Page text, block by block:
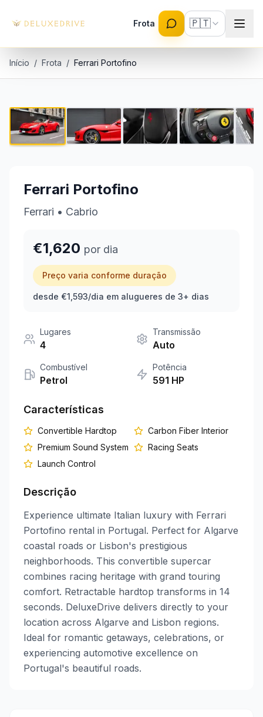
Frota 🇵🇹
+351 963-584-279
Início / Frota / Ferrari Portofino
1 / 5
Ferrari Portofino
Ferrari • Cabrio
€1,620 por dia
Preço varia conforme duração
desde €1,593/dia em alugueres de 3+ dias
Lugares
4
Transmissão
Auto
Combustível
Petrol
Potência
591 HP
Características
Convertible Hardtop
Carbon Fiber Interior
Premium Sound System
Racing Seats
Launch Control
Descrição
Experience ultimate Italian luxury with Ferrari
Portofino rental in Portugal. Perfect for Algarve
coastal roads or Lisbon's prestigious
neighborhoods. This convertible supercar
combines racing heritage with grand touring
comfort. Retractable hardtop transforms in 14
seconds. DeluxeDrive delivers directly to your
location across Algarve and Lisbon regions.
Ideal for romantic getaways, celebrations, or
experiencing automotive excellence on
Portugal's beautiful roads.